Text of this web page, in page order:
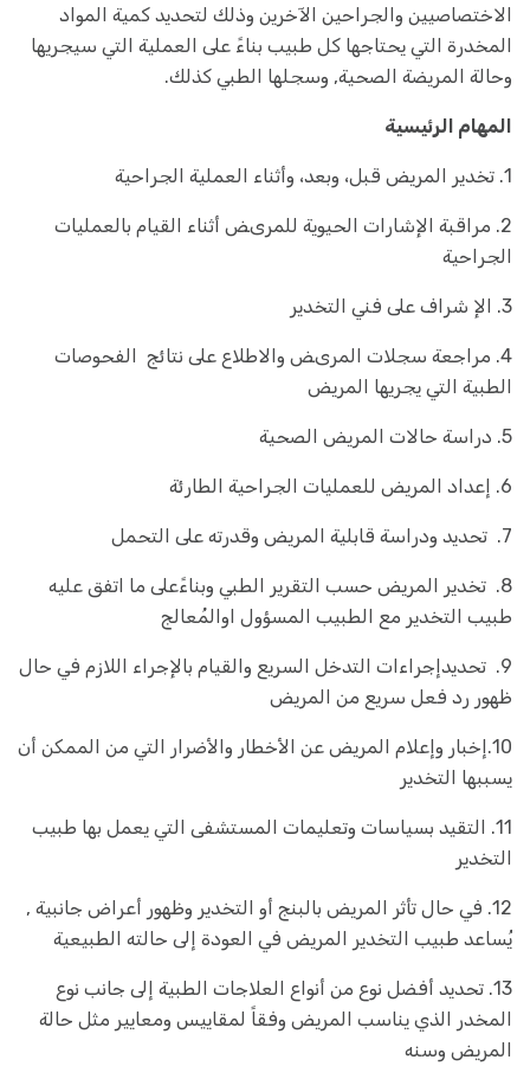
الاختصاصيين والجراحين الآخرين وذلك لتحديد كمية المواد
المخدرة التي يحتاجها كل طبيب بناءً على العملية التي سيجريها
وحالة المريضة الصحية, وسجلها الطبي كذلك.
المهام الرئيسية
1. تخدير المريض قبل، وبعد، وأثناء العملية الجراحية
2. مراقبة الإشارات الحيوية للمرىض أثناء القيام بالعمليات
الجراحية
3. الإ شراف على فني التخدير
4. مراجعة سجلات المرىض والاطلاع على نتائج الفحوصات
الطبية التي يجريها المريض
5. دراسة حالات المريض الصحية
6. إعداد المريض للعمليات الجراحية الطارئة
7. تحديد ودراسة قابلية المريض وقدرته على التحمل
8. تخدير المريض حسب التقرير الطبي وبناءًعلى ما اتفق عليه
طبيب التخدير مع الطبيب المسؤول اوالمُعالج
9. تحديدإجراءات التدخل السريع والقيام بالإجراء اللازم في حال
ظهور رد فعل سريع من المريض
10.إخبار وإعلام المريض عن الأخطار والأضرار التي من الممكن أن
يسببها التخدير
11. التقيد بسياسات وتعليمات المستشفى التي يعمل بها طبيب
التخدير
12. في حال تأثر المريض بالبنج أو التخدير وظهور أعراض جانبية ,
يُساعد طبيب التخدير المريض في العودة إلى حالته الطبيعية
13. تحديد أفضل نوع من أنواع العلاجات الطبية إلى جانب نوع
المخدر الذي يناسب المريض وفقاً لمقاييس ومعايير مثل حالة
المريض وسنه